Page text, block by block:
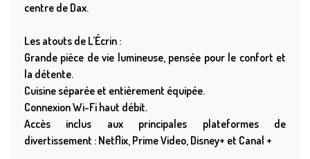
centre de Dax.
Les atouts de L’Écrin :
Grande pièce de vie lumineuse, pensée pour le confort et
la détente.
Cuisine séparée et entièrement équipée.
Connexion Wi-Fi haut débit.
Accès inclus aux principales plateformes de
divertissement : Netflix, Prime Video, Disney+ et Canal +